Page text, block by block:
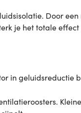
Door
je het totale
in geluidsreductie